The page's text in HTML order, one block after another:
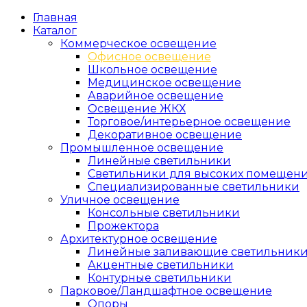
Главная
Каталог
Коммерческое освещение
Офисное освещение
Школьное освещение
Медицинское освещение
Аварийное освещение
Освещение ЖКХ
Торговое/интерьерное освещение
Декоративное освещение
Промышленное освещение
Линейные светильники
Светильники для высоких
Специализированные светильники
Уличное освещение
Консольные светильники
Прожектора
Архитектурное освещение
Линейные заливающие
Акцентные светильники
Контурные светильники
Парковое/Ландшафтное освещение
Опоры